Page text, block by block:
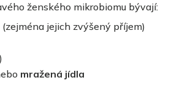
ženského mikrobiomu bývají:
(zejména jejich zvýšený příjem)
mražená jídla